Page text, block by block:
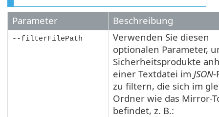
Parameter Beschreibung
--filterFilePath
Verwenden Sie diesen
optionalen Parameter,
Sicherheitsprodukte
einer Textdatei im JSON-
zu filtern, die sich im
Ordner wie das Mirror-
befindet, z. B.: